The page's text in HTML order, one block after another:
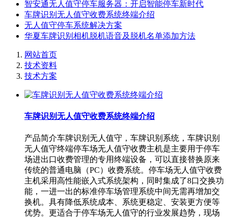
智安通无人值守停车服务器：开启智能停车新时代
车牌识别无人值守收费系统终端介绍
无人值守停车系统解决方案
华夏车牌识别相机脱机语音及脱机名单添加方法
网站首页
技术资料
技术方案
车牌识别无人值守收费系统终端介绍
产品简介车牌识别无人值守，车牌识别系统，车牌识别
无人值守终端停车场无人值守收费主机是主要用于停车
场进出口收费管理的专用终端设备，可以直接替换原来
传统的普通电脑（PC）收费系统。停车场无人值守收费
主机采用高性能嵌入式系统架构，同时集成了8口交换功
能，一进一出的标准停车场管理系统中间无需再增加交
换机。具有降低系统成本、系统更稳定、安装更方便等
优势。更适合于停车场无人值守的行业发展趋势，现场